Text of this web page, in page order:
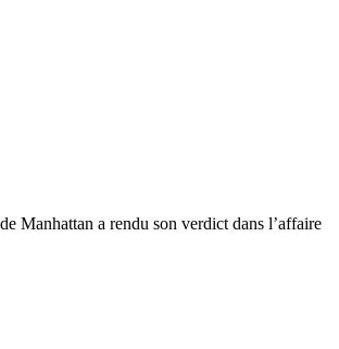
Manhattan a rendu son verdict dans l’affaire